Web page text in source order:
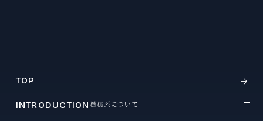
TOP
INTRODUCTION 機械系について